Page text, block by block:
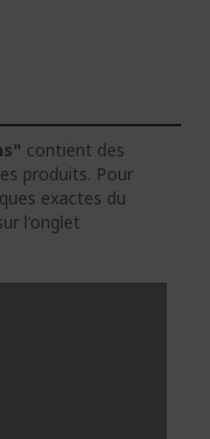
contient des
produits. Pour
exactes du
l'onglet